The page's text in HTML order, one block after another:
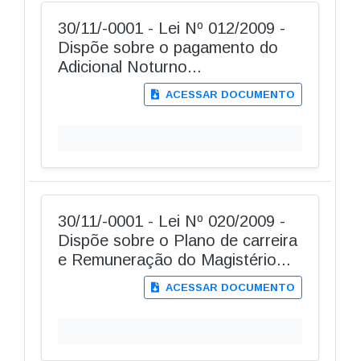
30/11/-0001 - Lei Nº 012/2009 -
Dispõe sobre o pagamento do
Adicional Noturno...
ACESSAR DOCUMENTO
30/11/-0001 - Lei Nº 020/2009 -
Dispõe sobre o Plano de carreira
e Remuneração do Magistério...
ACESSAR DOCUMENTO